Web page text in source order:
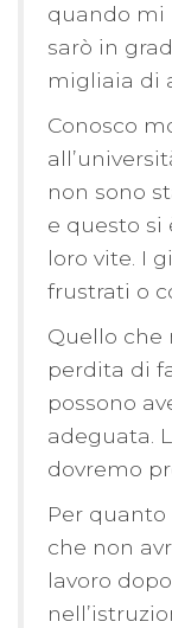
quando mi
sarò in
migliaia di
Conosco
non sono
e questo si
loro vite. I
frustrati o
Quello che
perdita di
possono
adeguata.
dovremo
Per
che non
lavoro